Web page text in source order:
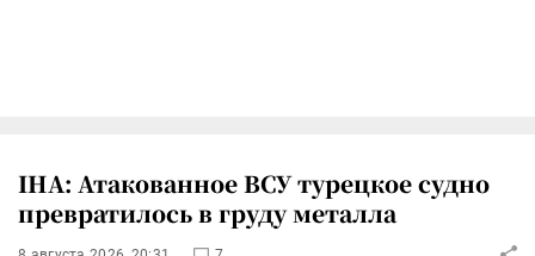
IHA: Атакованное ВСУ турецкое судно
превратилось в груду металла